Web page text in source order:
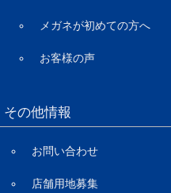
メガネが初めての方へ
お客様の声
その他情報
お問い合わせ
店舗用地募集